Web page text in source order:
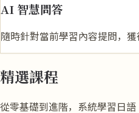
AI 智慧問答
隨時針對當前學習內容提問，獲
精選課程
從零基礎到進階，系統學習日語